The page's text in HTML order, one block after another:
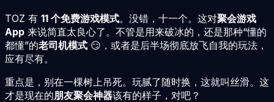
TOZ 有 11 个免费游戏模式。没错，十一个。这对聚会游戏
App 来说简直太良心了。不管是用来破冰的，还是那种“懂的
都懂”的老司机模式 😏，或者是后半场彻底放飞自我的玩法，
应有尽有。
重点是，别在一棵树上吊死。玩腻了随时换，这就叫丝滑。这
才是现在的朋友聚会神器该有的样子，对吧？